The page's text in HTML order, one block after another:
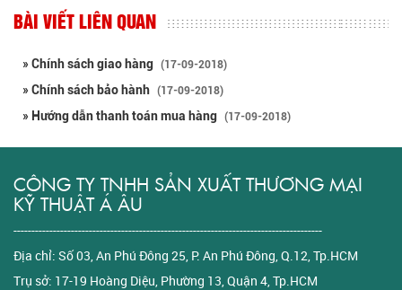
BÀI VIẾT LIÊN QUAN
» Chính sách giao hàng (17-09-2018)
» Chính sách bảo hành (17-09-2018)
» Hướng dẫn thanh toán mua hàng (17-09-2018)
CÔNG TY TNHH SẢN XUẤT THƯƠNG MẠI
KỸ THUẬT Á ÂU
--------------------------------------------------------------------------------------
Địa chỉ: Số 03, An Phú Đông 25, P. An Phú Đông, Q.12, Tp.HCM
Trụ sở: 17-19 Hoàng Diệu, Phường 13, Quận 4, Tp.HCM